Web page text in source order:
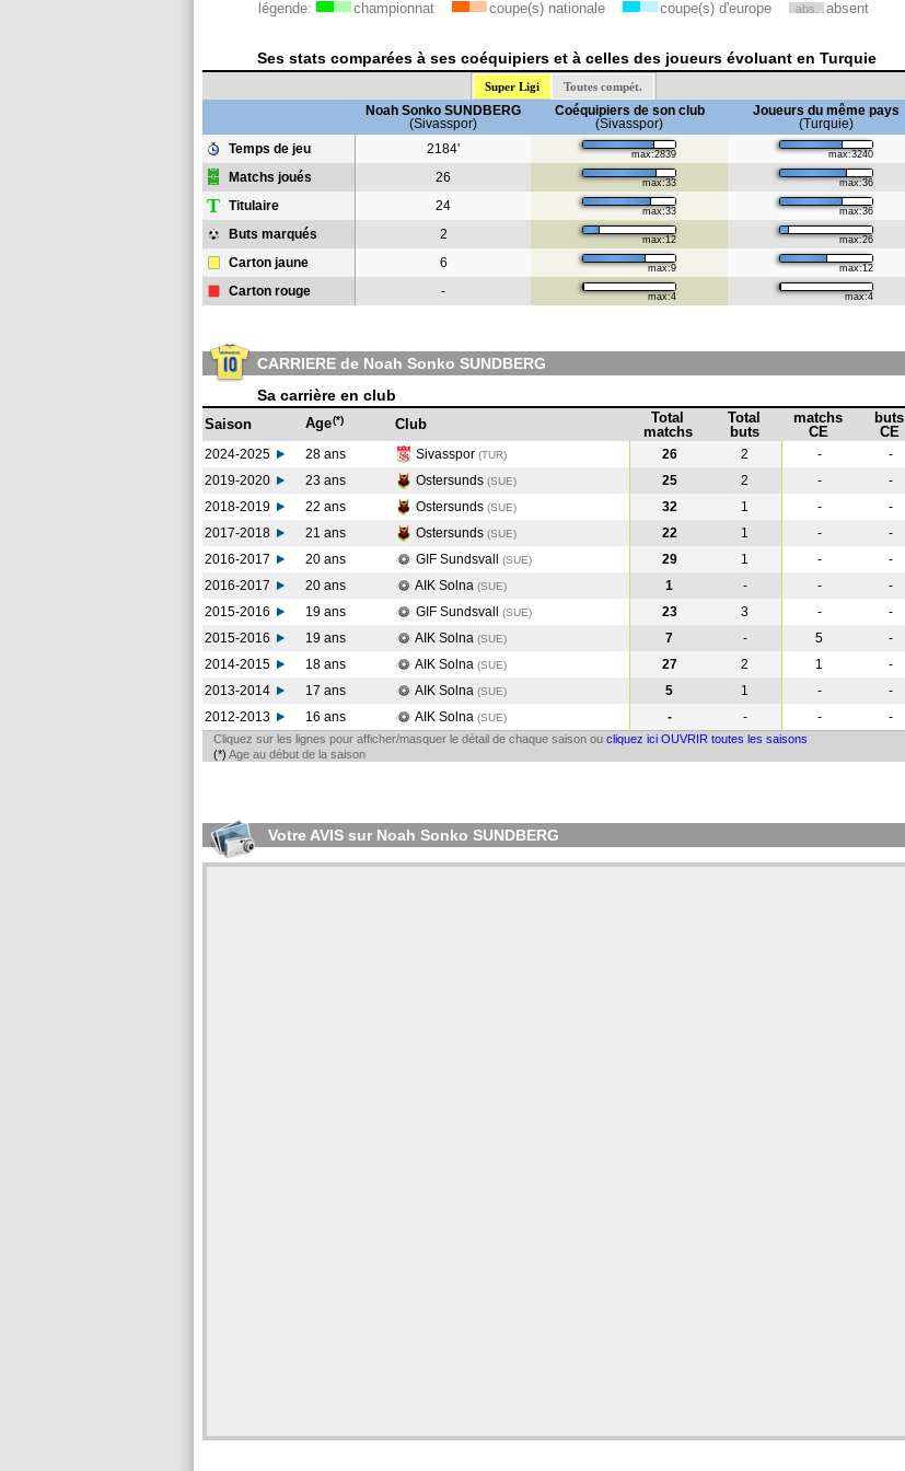
légende: championnat coupe(s) nationale coupe(s) d'europe abs. absent
Ses stats comparées à ses coéquipiers et à celles des joueurs évoluant en Turquie
Super Ligi Toutes compét.
Noah Sonko SUNDBERG
(Sivasspor)
Coéquipiers de son club
(Sivasspor)
Joueurs du même pays
(Turquie)
Temps de jeu
2184' max:2839 max:3240
Matchs joués 26 max:33 max:36
T Titulaire 24 max:33 max:36
Buts marqués 2 max:12 max:26
Carton jaune 6 max:9 max:12
Carton rouge - max:4 max:4
CARRIERE de Noah Sonko SUNDBERG
Sa carrière en club
Saison Age(*) Club
Total
matchs
Total
buts
matchs
CE
buts
CE
2024-2025 28 ans Sivasspor (TUR) 26 2 -
-
2019-2020
23 ans Ostersunds (SUE) 25 2 -
-
2018-2019
22 ans Ostersunds (SUE) 32 1 -
-
2017-2018
21 ans Ostersunds (SUE) 22 1 -
-
2016-2017
20 ans GIF Sundsvall (SUE) 29 1 -
-
2016-2017
20 ans AIK Solna (SUE) 1 - -
-
2015-2016
19 ans GIF Sundsvall (SUE) 23 3 -
-
2015-2016
19 ans AIK Solna (SUE) 7 - 5
-
2014-2015
18 ans AIK Solna (SUE) 27 2 1
-
2013-2014
17 ans AIK Solna (SUE) 5 1 -
-
2012-2013
16 ans AIK Solna (SUE) - - - -
Cliquez sur les lignes pour afficher/masquer le détail de chaque saison ou cliquez ici OUVRIR toutes les saisons
(*) Age au début de la saison
Votre AVIS sur Noah Sonko SUNDBERG